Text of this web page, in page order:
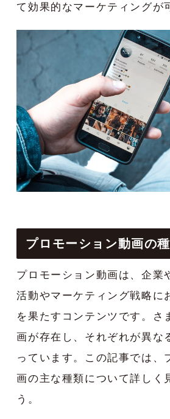
て効果的なマーケティングが
プロモーション動画の
プロモーション動画は、企業
活動やマーケティング戦略に
を果たすコンテンツです。さ
画が存在し、それぞれが異な
っています。この記事では、
画の主な種類について詳しく
う。